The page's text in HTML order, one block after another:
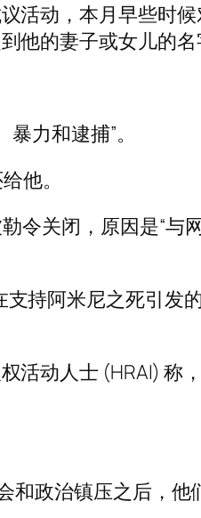
活动，本月早些时
的妻子或女儿的名
力和逮捕”。
他。
令关闭，原因是“与
持阿米尼之死引发
活动人士 (HRAI) 称
和政治镇压之后，